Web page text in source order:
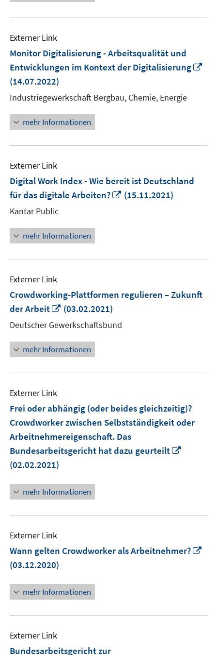
Externer Link
Monitor Digitalisierung - Arbeitsqualität und
Entwicklungen im Kontext der Digitalisierung
(14.07.2022)
Industriegewerkschaft Bergbau, Chemie, Energie
mehr Informationen
Externer Link
Digital Work Index - Wie bereit ist Deutschland
für das digitale Arbeiten?
In
(15.11.2021)
Kantar Public
mehr Informationen
Externer Link
Crowdworking-Plattformen regulieren – Zukunft
der Arbeit
In
neuem
Fenster
öffnen
(03.02.2021)
Deutscher Gewerkschaftsbund
mehr Informationen
Externer Link
Frei oder abhängig (oder beides gleichzeitig)?
Crowdworker zwischen Selbstständigkeit oder
Arbeitnehmereigenschaft. Das
Bundesarbeitsgericht hat dazu geurteilt
(02.02.2021)
mehr Informationen
Externer Link
Wann gelten Crowdworker als Arbeitnehmer?
(03.12.2020)
mehr Informationen
Externer Link
Bundesarbeitsgericht zur